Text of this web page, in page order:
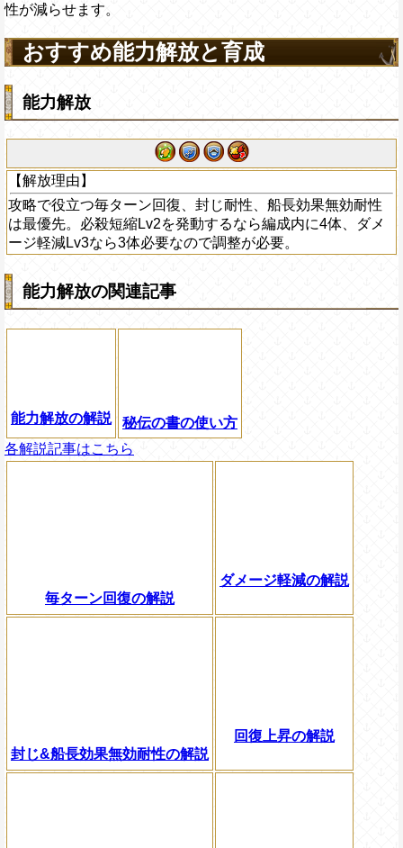
性が減らせます。
おすすめ能力解放と育成
能力解放
【解放理由】
攻略で役立つ毎ターン回復、封じ耐性、船長効果無効耐性
は最優先。必殺短縮Lv2を発動するなら編成内に4体、ダメ
ージ軽減Lv3なら3体必要なので調整が必要。
能力解放の関連記事
能力解放の解説
秘伝の書の使い方
各解説記事はこちら
毎ターン回復の解説
ダメージ軽減の解説
封じ&船長効果無効耐性の解説
回復上昇の解説